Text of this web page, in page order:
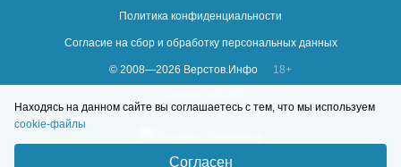
Политика конфиденциальности
Согласие на сбор и обработку персональных данных
© 2008—2026 Верстов.Инфо
18+
Находясь на данном сайте вы соглашаетесь с тем, что мы используем
cookie-файлы
Согласен